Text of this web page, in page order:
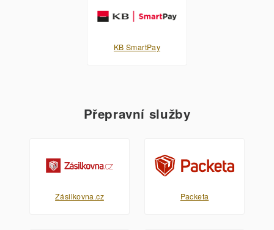
KB SmartPay
Přepravní služby
Zásilkovna.cz Packeta